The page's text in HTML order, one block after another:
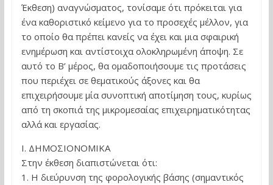
Έκθεση) αναγνώσματος, τονίσαμε ότι πρόκειται για
ένα καθοριστικό κείμενο για το προσεχές μέλλον, για
το οποίο θα πρέπει κανείς να έχει και μια σφαιρική
ενημέρωση και αντίστοιχα ολοκληρωμένη άποψη. Σε
αυτό το Β’ μέρος, θα ομαδοποιήσουμε τις προτάσεις
που περιέχει σε θεματικούς άξονες και θα
επιχειρήσουμε μία συνοπτική αποτίμηση τους, κυρίως
από τη σκοπιά της μικρομεσαίας επιχειρηματικότητας
αλλά και εργασίας.
Ι. ΔΗΜΟΣΙΟΝΟΜΙΚΑ
Στην έκθεση διαπιστώνεται ότι:
1. Η διεύρυνση της φορολογικής βάσης (σημαντικός